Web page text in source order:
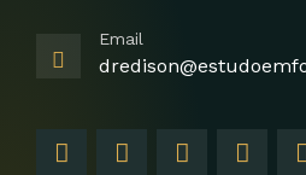
Email
F
a
I
n
T
w
Y
o